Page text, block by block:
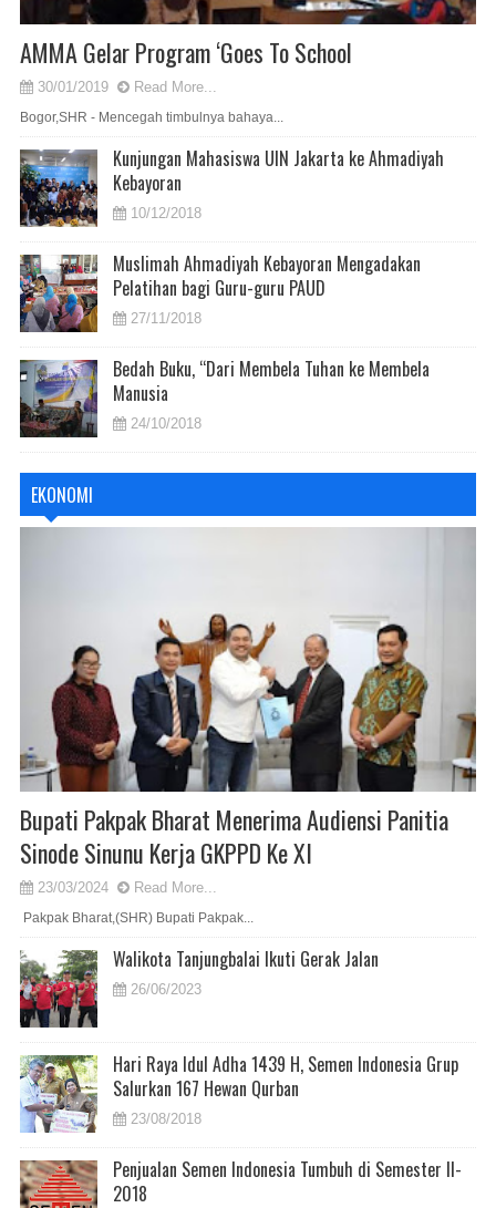
AMMA Gelar Program ‘Goes To School
30/01/2019 Read More...
Bogor,SHR - Mencegah timbulnya bahaya...
Kunjungan Mahasiswa UIN Jakarta ke Ahmadiyah
Kebayoran
10/12/2018
Muslimah Ahmadiyah Kebayoran Mengadakan
Pelatihan bagi Guru-guru PAUD
27/11/2018
Bedah Buku, “Dari Membela Tuhan ke Membela
Manusia
24/10/2018
EKONOMI
Bupati Pakpak Bharat Menerima Audiensi Panitia
Sinode Sinunu Kerja GKPPD Ke XI
23/03/2024 Read More...
Pakpak Bharat,(SHR) Bupati Pakpak...
Walikota Tanjungbalai Ikuti Gerak Jalan
26/06/2023
Hari Raya Idul Adha 1439 H, Semen Indonesia Grup
Salurkan 167 Hewan Qurban
23/08/2018
Penjualan Semen Indonesia Tumbuh di Semester II-
2018